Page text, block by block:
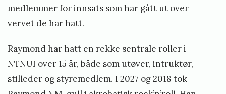
medlemmer for innsats som har gått ut over
vervet de har hatt.
Raymond har hatt en rekke sentrale roller i
NTNUI over 15 år, både som utøver, intruktør,
stilleder og styremedlem. I 2027 og 2018 tok